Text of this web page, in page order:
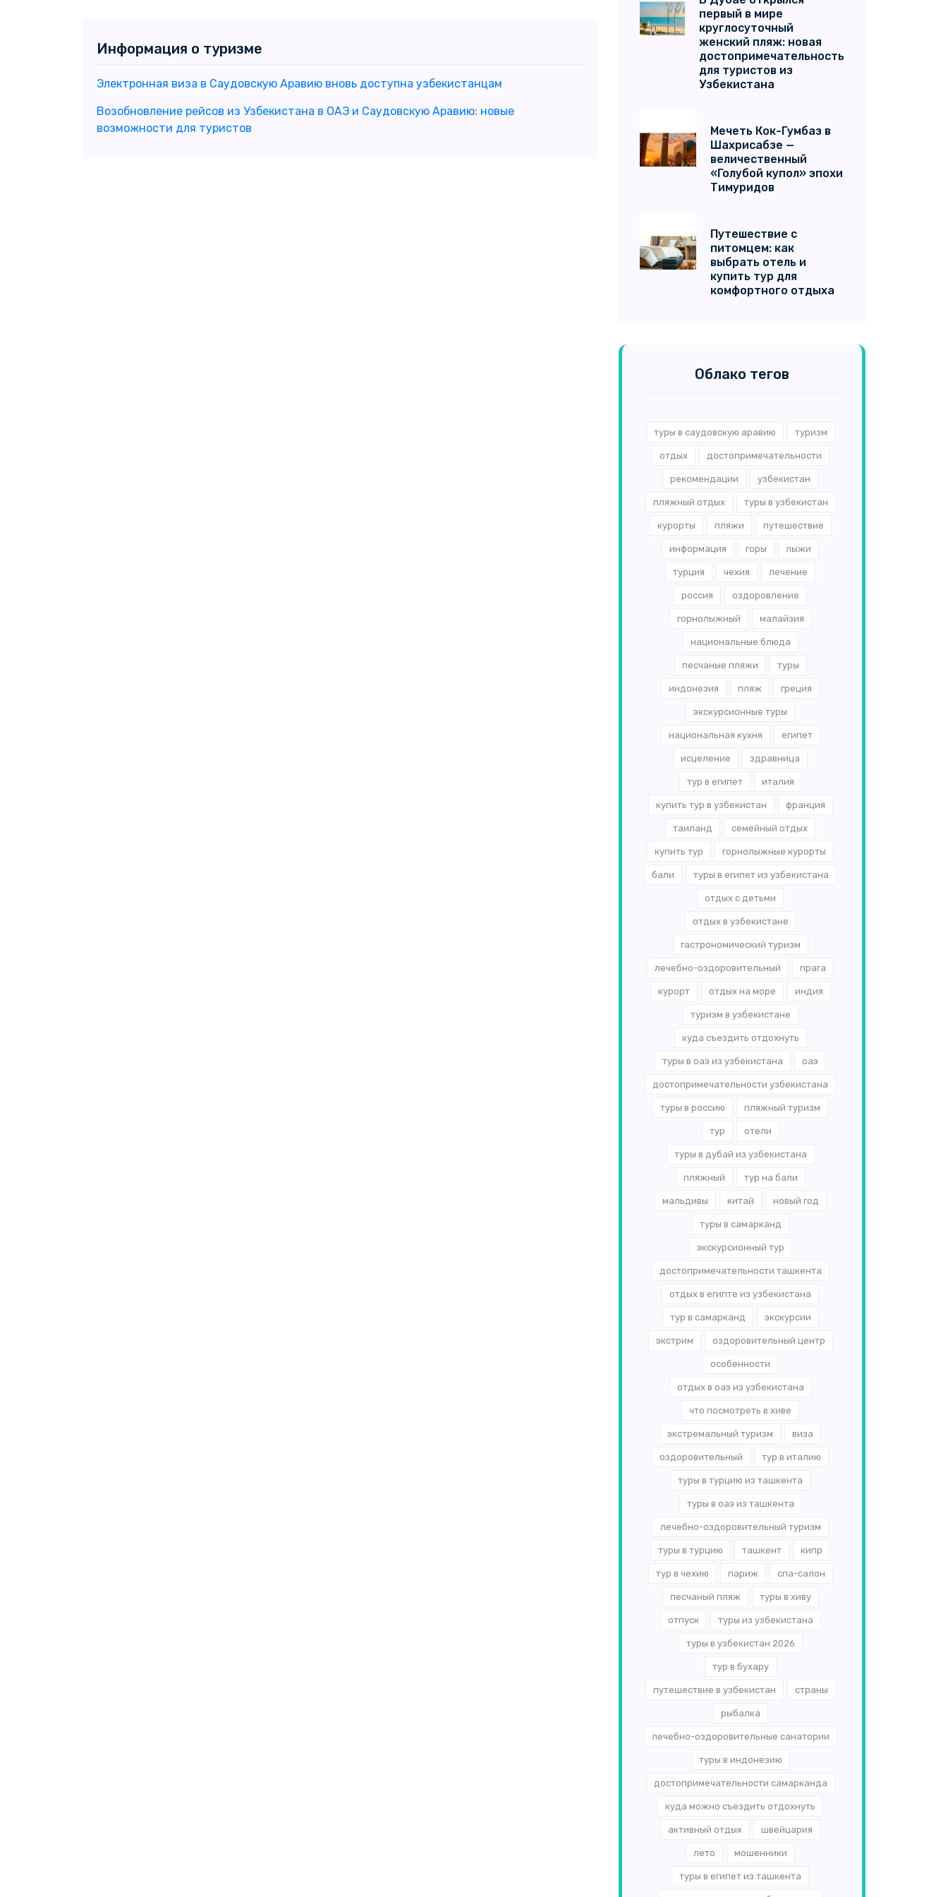
Информация о туризме
Электронная виза в Саудовскую Аравию вновь доступна узбекистанцам
Возобновление рейсов из Узбекистана в ОАЭ и Саудовскую Аравию: новые
возможности для туристов
первый в мире
круглосуточный
женский пляж: новая
достопримечательность
для туристов из
Узбекистана
Мечеть Кок-Гумбаз в
Шахрисабзе —
величественный
«Голубой купол» эпохи
Тимуридов
Путешествие с
питомцем: как
выбрать отель и
купить тур для
комфортного отдыха
Облако тегов
туры в саудовскую аравию туризм
отдых достопримечательности
рекомендации узбекистан
пляжный отдых туры в узбекистан
курорты пляжи путешествие
информация горы лыжи
турция чехия лечение
россия оздоровление
горнолыжный малайзия
национальные блюда
песчаные пляжи туры
индонезия пляж греция
экскурсионные туры
национальная кухня египет
исцеление здравница
тур в египет италия
купить тур в узбекистан франция
таиланд семейный отдых
купить тур горнолыжные курорты
бали туры в египет из узбекистана
отдых с детьми
отдых в узбекистане
гастрономический туризм
лечебно-оздоровительный прага
курорт отдых на море индия
туризм в узбекистане
куда съездить отдохнуть
туры в оаэ из узбекистана оаэ
достопримечательности узбекистана
туры в россию пляжный туризм
тур отели
туры в дубай из узбекистана
пляжный тур на бали
мальдивы китай новый год
туры в самарканд
экскурсионный тур
достопримечательности ташкента
отдых в египте из узбекистана
тур в самарканд экскурсии
экстрим оздоровительный центр
особенности
отдых в оаэ из узбекистана
что посмотреть в хиве
экстремальный туризм виза
оздоровительный тур в италию
туры в турцию из ташкента
туры в оаэ из ташкента
лечебно-оздоровительный туризм
туры в турцию ташкент кипр
тур в чехию париж спа-салон
песчаный пляж туры в хиву
отпуск туры из узбекистана
туры в узбекистан 2026
тур в бухару
путешествие в узбекистан страны
рыбалка
лечебно-оздоровительные санатории
туры в индонезию
достопримечательности самарканда
куда можно съездить отдохнуть
активный отдых швейцария
лето мошенники
туры в египет из ташкента